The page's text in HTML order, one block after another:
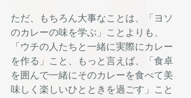
ただ、もちろん大事なことは、「ヨソ
のカレーの味を学ぶ」ことよりも、
「ウチの人たちと一緒に実際にカレー
を作る」こと、もっと言えば、「食卓
を囲んで一緒にそのカレーを食べて美
味しく楽しいひとときを過ごす」こと